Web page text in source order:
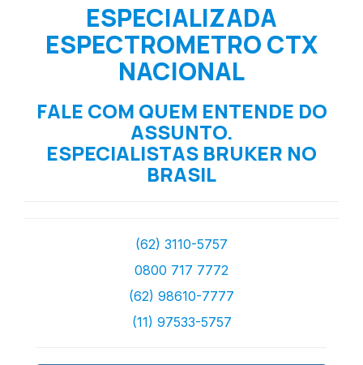
ESPECIALIZADA
ESPECTROMETRO CTX
NACIONAL
FALE COM QUEM ENTENDE DO
ASSUNTO.
ESPECIALISTAS BRUKER NO
BRASIL
(62) 3110-5757
0800 717 7772
(62) 98610-7777
(11) 97533-5757